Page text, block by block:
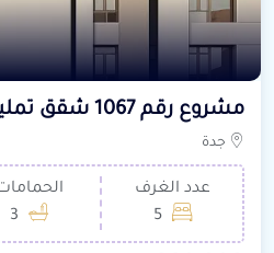
مشروع رقم 1067 شقق تمليك الموقع النزهة
جدة
عدد الغرف
5
3